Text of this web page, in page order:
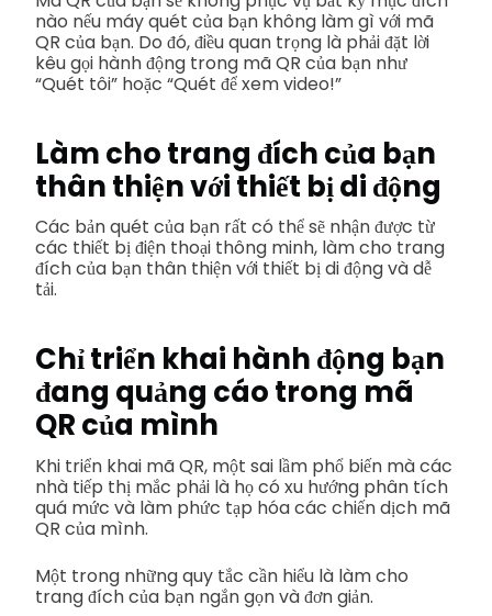
nào nếu máy quét của bạn không làm gì với mã
QR của bạn. Do đó, điều quan trọng là phải đặt lời
kêu gọi hành động trong mã QR của bạn như
“Quét tôi” hoặc “Quét để xem video!”
Làm cho trang đích của bạn
thân thiện với thiết bị di động
Các bản quét của bạn rất có thể sẽ nhận được từ
các thiết bị điện thoại thông minh, làm cho trang
đích của bạn thân thiện với thiết bị di động và dễ
tải.
Chỉ triển khai hành động bạn
đang quảng cáo trong mã
QR của mình
Khi triển khai mã QR, một sai lầm phổ biến mà các
nhà tiếp thị mắc phải là họ có xu hướng phân tích
quá mức và làm phức tạp hóa các chiến dịch mã
QR của mình.
Một trong những quy tắc cần hiểu là làm cho
trang đích của bạn ngắn gọn và đơn giản.